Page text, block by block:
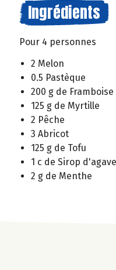
Ingrédients
Pour 4 personnes
2 Melon
0.5 Pastèque
200 g de Framboise
125 g de Myrtille
2 Pêche
3 Abricot
125 g de Tofu
1 c de Sirop d'agave
2 g de Menthe